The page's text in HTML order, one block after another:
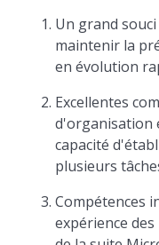
Un grand
maintenir la
en évolution
Excellentes
d'organisation
capacité
plusieurs
Compétences
expérience